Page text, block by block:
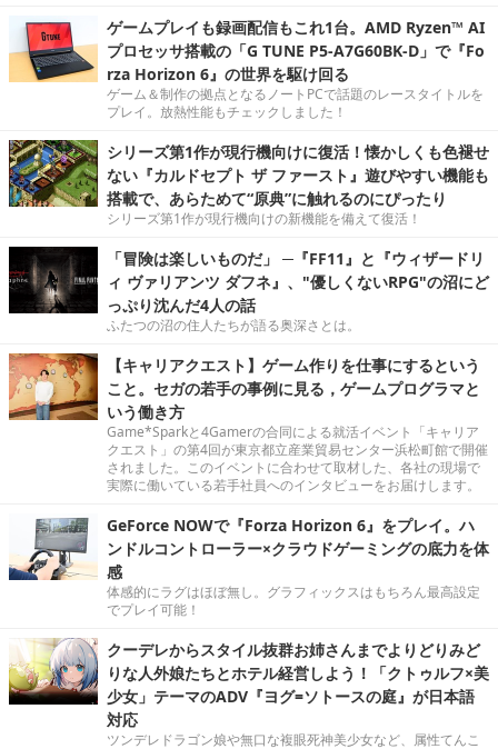
ゲームプレイも録画配信もこれ1台。AMD Ryzen™ AI
プロセッサ搭載の「G TUNE P5-A7G60BK-D」で『Fo
rza Horizon 6』の世界を駆け回る
ゲーム＆制作の拠点となるノートPCで話題のレースタイトルを
プレイ。放熱性能もチェックしました！
シリーズ第1作が現行機向けに復活！懐かしくも色褪せ
ない『カルドセプト ザ ファースト』遊びやすい機能も
搭載で、あらためて“原典”に触れるのにぴったり
シリーズ第1作が現行機向けの新機能を備えて復活！
「冒険は楽しいものだ」 ─『FF11』と『ウィザードリ
ィ ヴァリアンツ ダフネ』、"優しくないRPG"の沼にど
っぷり沈んだ4人の話
ふたつの沼の住人たちが語る奥深さとは。
【キャリアクエスト】ゲーム作りを仕事にするという
こと。セガの若手の事例に見る，ゲームプログラマと
いう働き方
Game*Sparkと4Gamerの合同による就活イベント「キャリア
クエスト」の第4回が東京都立産業貿易センター浜松町館で開催
されました。このイベントに合わせて取材した、各社の現場で
実際に働いている若手社員へのインタビューをお届けします。
GeForce NOWで『Forza Horizon 6』をプレイ。ハ
ンドルコントローラー×クラウドゲーミングの底力を体
感
体感的にラグはほぼ無し。グラフィックスはもちろん最高設定
でプレイ可能！
クーデレからスタイル抜群お姉さんまでよりどりみど
りな人外娘たちとホテル経営しよう！「クトゥルフ×美
少女」テーマのADV『ヨグ=ソトースの庭』が日本語
対応
ツンデレドラゴン娘や無口な複眼死神美少女など、属性てんこ